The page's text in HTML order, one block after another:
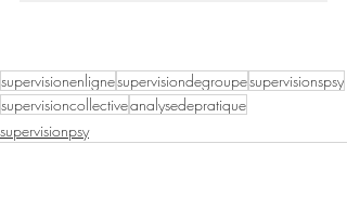
supervisionenlignesupervisiondegroupesupervisionspsy
supervisioncollectiveanalysedepratique
supervisionpsy